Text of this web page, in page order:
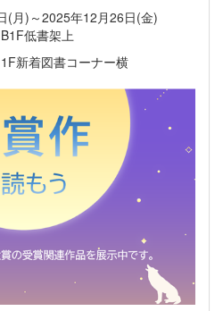
(月)～2025年12月26日(金)
低書架上
図書コーナー横